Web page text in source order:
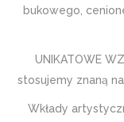
bukowego,
UNIKATOWE
stosujemy znaną
Wkłady